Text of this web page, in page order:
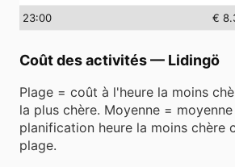
23:00 €
Coût des activités— Lidingö
Plage = coût à l'heure la moins
la plus chère. Moyenne =
planification heure la moins chère
plage.